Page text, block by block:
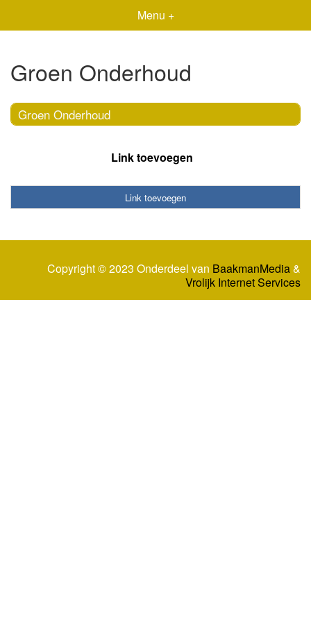
Menu +
Groen Onderhoud
Groen Onderhoud
Link toevoegen
Link toevoegen
Copyright © 2023 Onderdeel van BaakmanMedia&
Vrolijk Internet Services